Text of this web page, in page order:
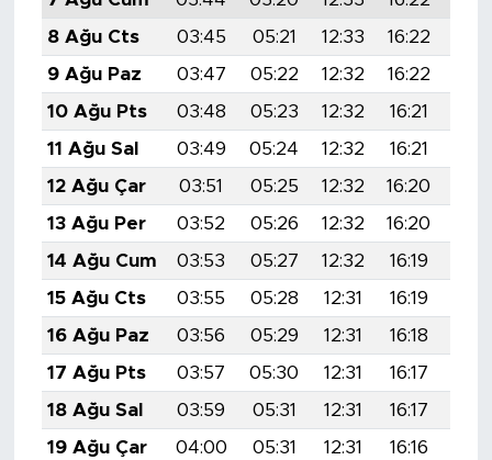
8 Ağu Cts
03:45 05:21 12:33 16:22
9 Ağu Paz
03:47 05:22 12:32 16:22
10 Ağu Pts
03:48 05:23 12:32 16:21
11 Ağu Sal
03:49 05:24 12:32 16:21
12 Ağu Çar
03:51 05:25 12:32 16:20
13 Ağu Per
03:52 05:26 12:32 16:20
14 Ağu Cum
03:53 05:27 12:32 16:19
15 Ağu Cts
03:55 05:28 12:31 16:19
16 Ağu Paz
03:56 05:29 12:31 16:18
17 Ağu Pts
03:57 05:30 12:31 16:17
18 Ağu Sal
03:59 05:31 12:31 16:17
19 Ağu Çar
04:00 05:31 12:31 16:16